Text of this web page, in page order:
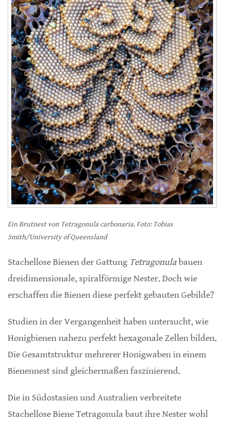
Ein Brutnest von Tetragonula carbonaria. Foto: Tobias
Smith/University of Queensland
Stachellose Bienen der Gattung Tetragonulabauen
dreidimensionale, spiralförmige Nester. Doch wie
erschaffen die Bienen diese perfekt gebauten Gebilde?
Studien in der Vergangenheit haben untersucht, wie
Honigbienen nahezu perfekt hexagonale Zellen bilden.
Die Gesamtstruktur mehrerer Honigwaben in einem
Bienennest sind gleichermaßen faszinierend.
Die in Südostasien und Australien verbreitete
Stachellose Biene Tetragonula baut ihre Nester wohl